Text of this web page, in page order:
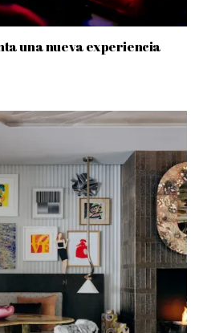
una nueva experiencia